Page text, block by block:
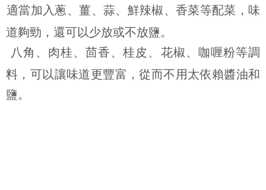
適當加入蔥、薑、蒜、鮮辣椒、香菜等配菜，味
道夠勁，還可以少放或不放鹽。
八角、肉桂、茴香、桂皮、花椒、咖喱粉等調
料，可以讓味道更豐富，從而不用太依賴醬油和
鹽。